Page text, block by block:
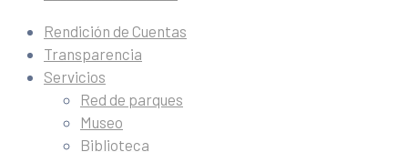
Rendición de Cuentas
Transparencia
Servicios
Red de parques
Museo
Biblioteca